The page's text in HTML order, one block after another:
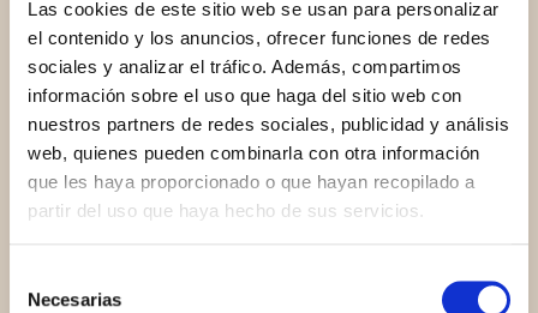
Las cookies de este sitio web se usan para personalizar
el contenido y los anuncios, ofrecer funciones de redes
sociales y analizar el tráfico. Además, compartimos
información sobre el uso que haga del sitio web con
nuestros partners de redes sociales, publicidad y análisis
web, quienes pueden combinarla con otra información
que les haya proporcionado o que hayan recopilado a
partir del uso que haya hecho de sus servicios.
Necesarias